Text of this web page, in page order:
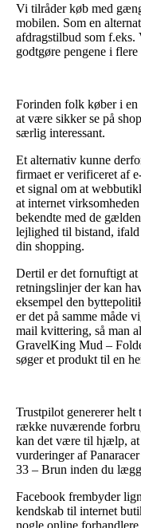
Vi tilråder køb med
mobilen. Som en
afdragstilbud som
godtgøre pengene i flere
Forinden folk køber i en
at være sikker se på
særlig interessant.
Et alternativ kunne
firmaet er verificeret af
et signal om at
at internet
bekendte med de
lejlighed til bistand,
din shopping.
Dertil er det fornuftigt
retningslinjer der kan
eksempel den
er det på samme måde
mail kvittering, så man
GravelKing Mud –
søger et produkt til en
Trustpilot genererer helt
række nuværende
kan det være til hjælp, at
vurderinger af
33 – Brun inden du
Facebook frembyder
kendskab til internet
nogle online